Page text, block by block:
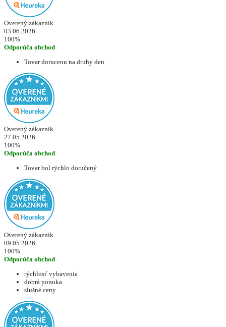
Overený zákazník
03.06.2026
100%
Odporúča obchod
Tovar dorucenu na druhy den
Overený zákazník
27.05.2026
100%
Odporúča obchod
Tovar bol rýchlo doručený
Overený zákazník
09.05.2026
100%
Odporúča obchod
rýchlosť vybavenia
dobrá ponuka
slušné ceny